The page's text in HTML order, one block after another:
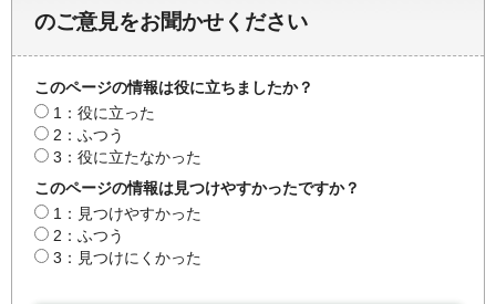
のご意見をお聞かせください
このページの情報は役に立ちましたか？
1：役に立った
2：ふつう
3：役に立たなかった
このページの情報は見つけやすかったですか？
1：見つけやすかった
2：ふつう
3：見つけにくかった